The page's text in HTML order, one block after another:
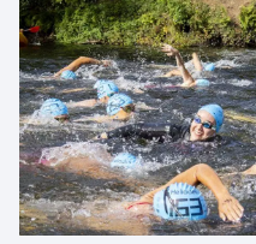
La UE lanza una
energético